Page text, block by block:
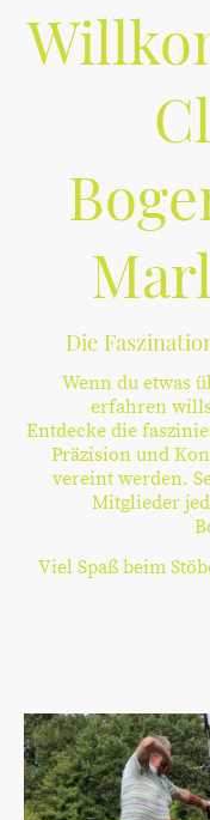
Wenn du etwas
erfahren
Entdecke die
Präzision und
vereint werden.
Mitglieder
Viel Spaß beim
Die